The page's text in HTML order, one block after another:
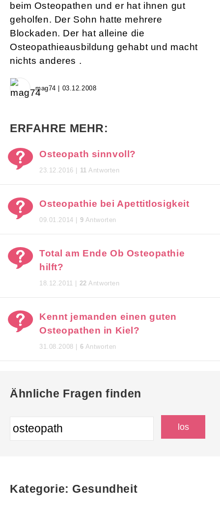
beim Osteopathen und er hat ihnen gut
geholfen. Der Sohn hatte mehrere
Blockaden. Der hat alleine die
Osteopathieausbildung gehabt und macht
nichts anderes .
mag74 | 03.12.2008
ERFAHRE MEHR:
Osteopath sinnvoll?
23.12.2016 | 11 Antworten
Osteopathie bei Apettitlosigkeit
09.01.2014 | 9 Antworten
Total am Ende Ob Osteopathie
hilft?
18.12.2011 | 22 Antworten
Kennt jemanden einen guten
Osteopathen in Kiel?
31.08.2008 | 6 Antworten
Ähnliche Fragen finden
Kategorie: Gesundheit